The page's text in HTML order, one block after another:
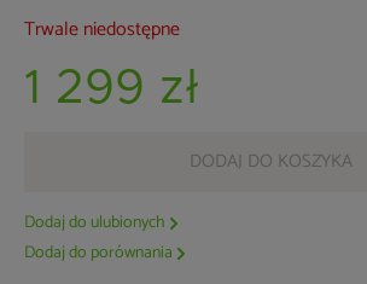
Trwale niedostępne
1 299 zł
DODAJ DO KOSZYKA
Dodaj do ulubionych
Dodaj do porównania